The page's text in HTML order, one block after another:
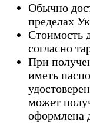
Обычно
пределах
Стоимость
согласно
При
иметь
может
оформлена